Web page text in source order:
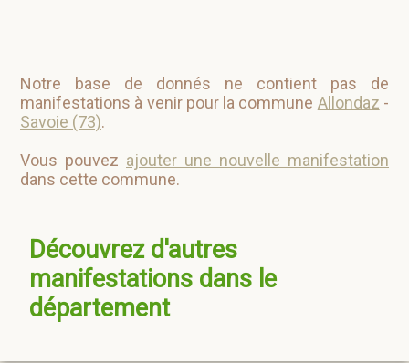
Notre base de donnés ne contient pas de
manifestations à venir pour la commune Allondaz -
Savoie (73).
Vous pouvez ajouter une nouvelle manifestation
dans cette commune.
Découvrez d'autres
manifestations dans le
département